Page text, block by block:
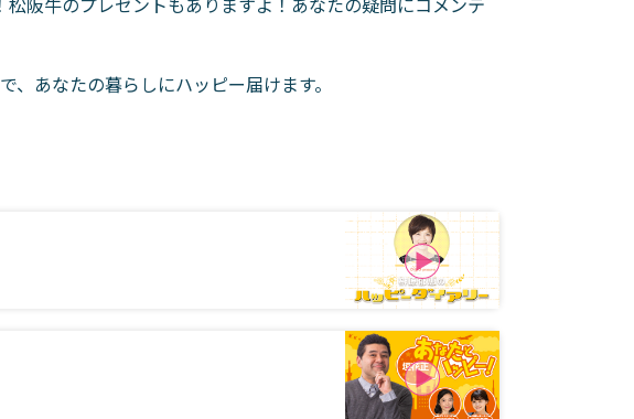
あなたの暮らしにハッピー届けます。